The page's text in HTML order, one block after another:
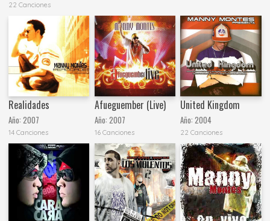
22 Canciones
Realidades
Año:2007
14 Canciones
Afueguember (Live)
Año: 2007
16 Canciones
United Kingdom
Año:2004
22 Canciones